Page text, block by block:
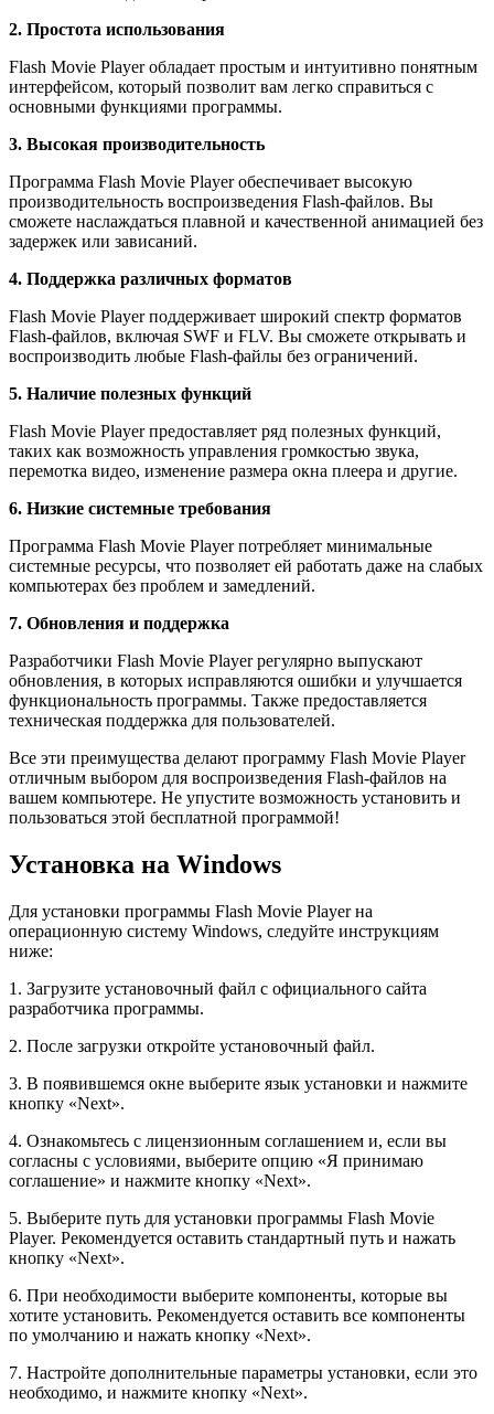
2. Простота использования
Flash Movie Player обладает простым и интуитивно понятным
интерфейсом, который позволит вам легко справиться с
основными функциями программы.
3. Высокая производительность
Программа Flash Movie Player обеспечивает высокую
производительность воспроизведения Flash-файлов. Вы
сможете наслаждаться плавной и качественной анимацией без
задержек или зависаний.
4. Поддержка различных форматов
Flash Movie Player поддерживает широкий спектр форматов
Flash-файлов, включая SWF и FLV. Вы сможете открывать и
воспроизводить любые Flash-файлы без ограничений.
5. Наличие полезных функций
Flash Movie Player предоставляет ряд полезных функций,
таких как возможность управления громкостью звука,
перемотка видео, изменение размера окна плеера и другие.
6. Низкие системные требования
Программа Flash Movie Player потребляет минимальные
системные ресурсы, что позволяет ей работать даже на слабых
компьютерах без проблем и замедлений.
7. Обновления и поддержка
Разработчики Flash Movie Player регулярно выпускают
обновления, в которых исправляются ошибки и улучшается
функциональность программы. Также предоставляется
техническая поддержка для пользователей.
Все эти преимущества делают программу Flash Movie Player
отличным выбором для воспроизведения Flash-файлов на
вашем компьютере. Не упустите возможность установить и
пользоваться этой бесплатной программой!
Установка на Windows
Для установки программы Flash Movie Player на
операционную систему Windows, следуйте инструкциям
ниже:
1. Загрузите установочный файл с официального сайта
разработчика программы.
2. После загрузки откройте установочный файл.
3. В появившемся окне выберите язык установки и нажмите
кнопку «Next».
4. Ознакомьтесь с лицензионным соглашением и, если вы
согласны с условиями, выберите опцию «Я принимаю
соглашение» и нажмите кнопку «Next».
5. Выберите путь для установки программы Flash Movie
Player. Рекомендуется оставить стандартный путь и нажать
кнопку «Next».
6. При необходимости выберите компоненты, которые вы
хотите установить. Рекомендуется оставить все компоненты
по умолчанию и нажать кнопку «Next».
7. Настройте дополнительные параметры установки, если это
необходимо, и нажмите кнопку «Next».